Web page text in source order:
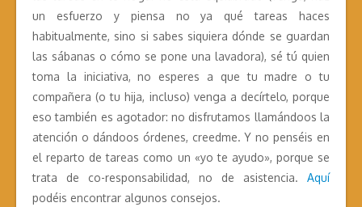
un esfuerzo y piensa no ya qué tareas haces
habitualmente, sino si sabes siquiera dónde se guardan
las sábanas o cómo se pone una lavadora), sé tú quien
toma la iniciativa, no esperes a que tu madre o tu
compañera (o tu hija, incluso) venga a decírtelo, porque
eso también es agotador: no disfrutamos llamándoos la
atención o dándoos órdenes, creedme. Y no penséis en
el reparto de tareas como un «yo te ayudo», porque se
trata de co-responsabilidad, no de asistencia. Aquí
podéis encontrar algunos consejos.